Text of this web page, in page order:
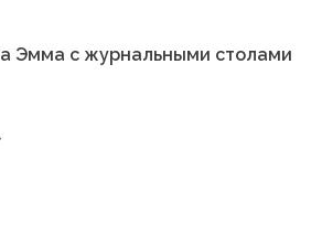
Эмма с журнальными столами